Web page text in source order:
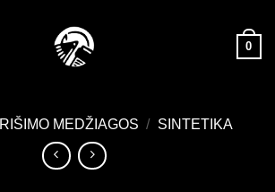
0
RIŠIMO MEDŽIAGOS / SINTETIKA